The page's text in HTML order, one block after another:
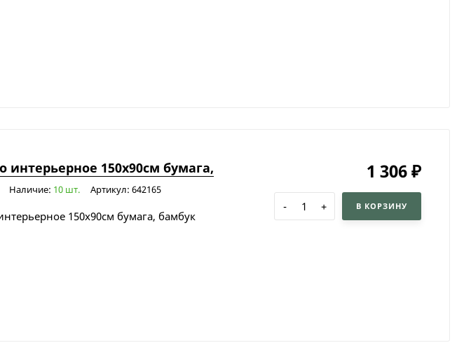
интерьерное 150х90см бумага,
Наличие: 10 шт. Артикул: 642165
150х90см бумага, бамбук
1 306 ₽
- + В КОРЗИНУ